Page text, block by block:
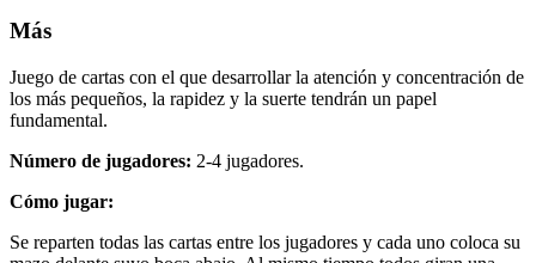
Más
Juego de cartas con el que desarrollar la atención y concentración de
los más pequeños, la rapidez y la suerte tendrán un papel
fundamental.
Número de jugadores: 2-4 jugadores.
Cómo jugar:
Se reparten todas las cartas entre los jugadores y cada uno coloca su